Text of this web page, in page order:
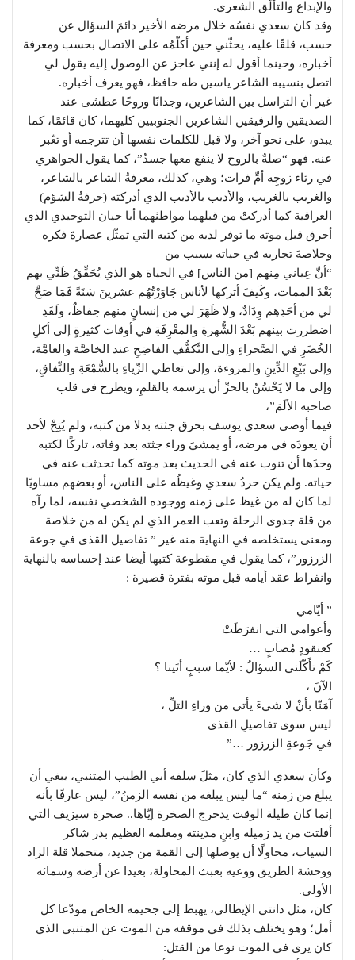
والإبداع والتألّق الشعري.
وقد كان سعدي نفسُه خلال مرضه الأخير دائمَ السؤال عن
حسب، قلقًا عليه، يحثّني حين أكلّمُه على الاتصال بحسب ومعرفة
أخباره، وحينما أقول له إنني عاجز عن الوصول إليه يقول لي
اتصل بنسيبه الشاعر ياسين طه حافظ، فهو يعرف أخباره.
غير أن التراسل بين الشاعرين، وجدانًا وروحًا عطشى عند
الصديقين والرفيقين الشاعرين الجنوبيين كليهما، كان قائمًا، كما
يبدو، على نحو آخر، ولا قبل للكلمات نفسها أن تترجمه أو تعّبر
عنه. فهو “صلةٌ بالروح لا ينفع معها جسدُ”، كما يقول الجواهري
في رثاء زوجِه أمِّ فرات؛ وهي، كذلك، معرفةُ الشاعر بالشاعر،
والغريب بالغريب، والأديب بالأديب الذي أدركته (حرفةُ الشؤم)
العراقية كما أدركتْ من قبلهما مواطنَهما أبا حيان التوحيدي الذي
أحرق قبل موته ما توفر لديه من كتبه التي تمثّل عصارةَ فكره
وخلاصةَ تجاربه في حياته بسبب من
“أنَّ عِياني مِنهم [من الناس] في الحياة هو الذي يُحَقِّقُ ظَنِّي بهم
بَعْدَ الممات، وكَيفَ أتركها لأناس جَاوَرْتُهُم عشرينَ سَنَةً فَمَا صَحَّ
لي من أحَدِهِم وِدَادٌ، ولا ظَهَرَ لي من إنسانٍ منهم حِفاظٌ، ولَقَدِ
اضطررت بينهم بَعْدَ الشُّهرةِ والمعْرِفَةِ في أوقات كثيرةٍ إلى أكلِ
الخُضَرِ في الصَّحراءِ وإلى التَّكفُّفِ الفاضِحِ عند الخاصَّة والعامَّة،
وإلى بَيْعِ الدِّينِ والمروءة، وإلى تعاطي الرِّياءِ بالسُّمْعَةِ والنِّفاقِ،
وإلى ما لا يَحْسُنُ بالحرِّ أن يرسمه بالقلمِ، ويطرح في قلب
صاحبه الألَمَ”،
فيما أوصى سعدي يوسف بحرق جثته بدلا من كتبه، ولم يُتِحْ لأحد
أن يعودَه في مرضه، أو يمشيَ وراء جثته بعد وفاته، تاركًا لكتبه
وحدَها أن تنوب عنه في الحديث بعد موته كما تحدثت عنه في
حياته. ولم يكن حردُ سعدي وغيظُه على الناس، أو بعضهم مساويًا
لما كان له من غيظ على زمنه ووجوده الشخصي نفسه، لما رآه
من قلة جدوى الرحلة وتعب العمر الذي لم يكن له من خلاصة
ومعنى يستخلصه في النهاية منه غير ” تفاصيل القذى في جوعة
الزرزور”، كما يقول في مقطوعة كتبها أيضا عند إحساسه بالنهاية
وانفراط عقد أيامه قبل موته بفترة قصيرة :
” أيّامي
وأعوامي التي انفرَطَتْ
كعنقودٍ مُصابٍ …
كَمْ تأَكّلَني السؤالُ : لأيّما سببٍ أتَينا ؟
الآنَ ،
آمَنّا بأنْ لا شيءَ يأتي من وراءِ التلِّ ،
ليس سوى تفاصيلِ القذى
في جَوعةِ الزرزور …”
وكأن سعدي الذي كان، مثلَ سلفه أبي الطيب المتنبي، يبغي أن
يبلغ من زمنه “ما ليس يبلغه من نفسه الزمنُ”، ليس عارفًا بأنه
إنما كان طيلة الوقت يدحرج الصخرة إيّاها.. صخرة سيزيف التي
أفلتت من يد زميله وابنِ مدينته ومعلمه العظيم بدر شاكر
السياب، محاولًا أن يوصلها إلى القمة من جديد، متحملا قلة الزاد
ووحشة الطريق ووعيه بعبث المحاولة، بعيدا عن أرضه وسمائه
الأولى.
كان، مثل دانتي الإيطالي، يهبط إلى جحيمه الخاص مودّعا كل
أمل؛ وهو يختلف بذلك في موقفه من الموت عن المتنبي الذي
كان يرى في الموت نوعا من القتل: